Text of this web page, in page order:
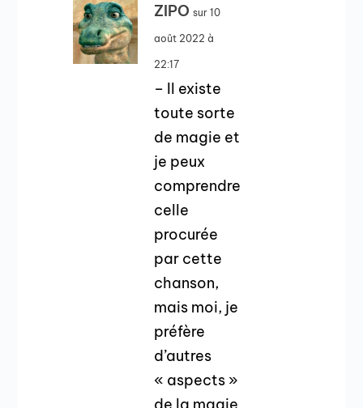
ZIPO sur 10
août 2022 à
22:17
– Il existe
toute sorte
de magie et
je peux
comprendre
celle
procurée
par cette
chanson,
mais moi, je
préfère
d’autres
« aspects »
de la magie